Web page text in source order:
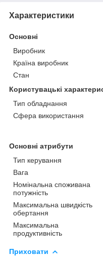
Характеристики
Основні
Виробник
Країна виробник
Стан
Користувацькі
Тип обладнання
Сфера використання
Основні атрибути
Тип керування
Вага
Номінальна споживана
потужність
Максимальна швидкість
обертання
Максимальна
продуктивність
Приховати